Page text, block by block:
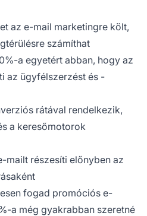
az e-mail marketingre költ,
számíthat
a egyetért abban, hogy az
az ügyfélszerzést és -
rátával rendelkezik,
a keresőmotorok
mailt részesíti előnyben az
fogad promóciós e-
a még gyakrabban szeretné